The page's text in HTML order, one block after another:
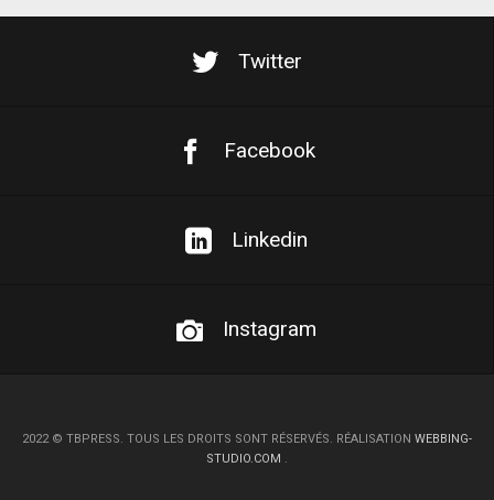
Twitter
Facebook
Linkedin
Instagram
2022 © TBPRESS. TOUS LES DROITS SONT RÉSERVÉS. RÉALISATION WEBBING-
STUDIO.COM .